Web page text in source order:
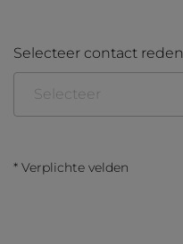
Selecteer contact reden
Selecteer
Gebruik en instructies
* Verplichte velden